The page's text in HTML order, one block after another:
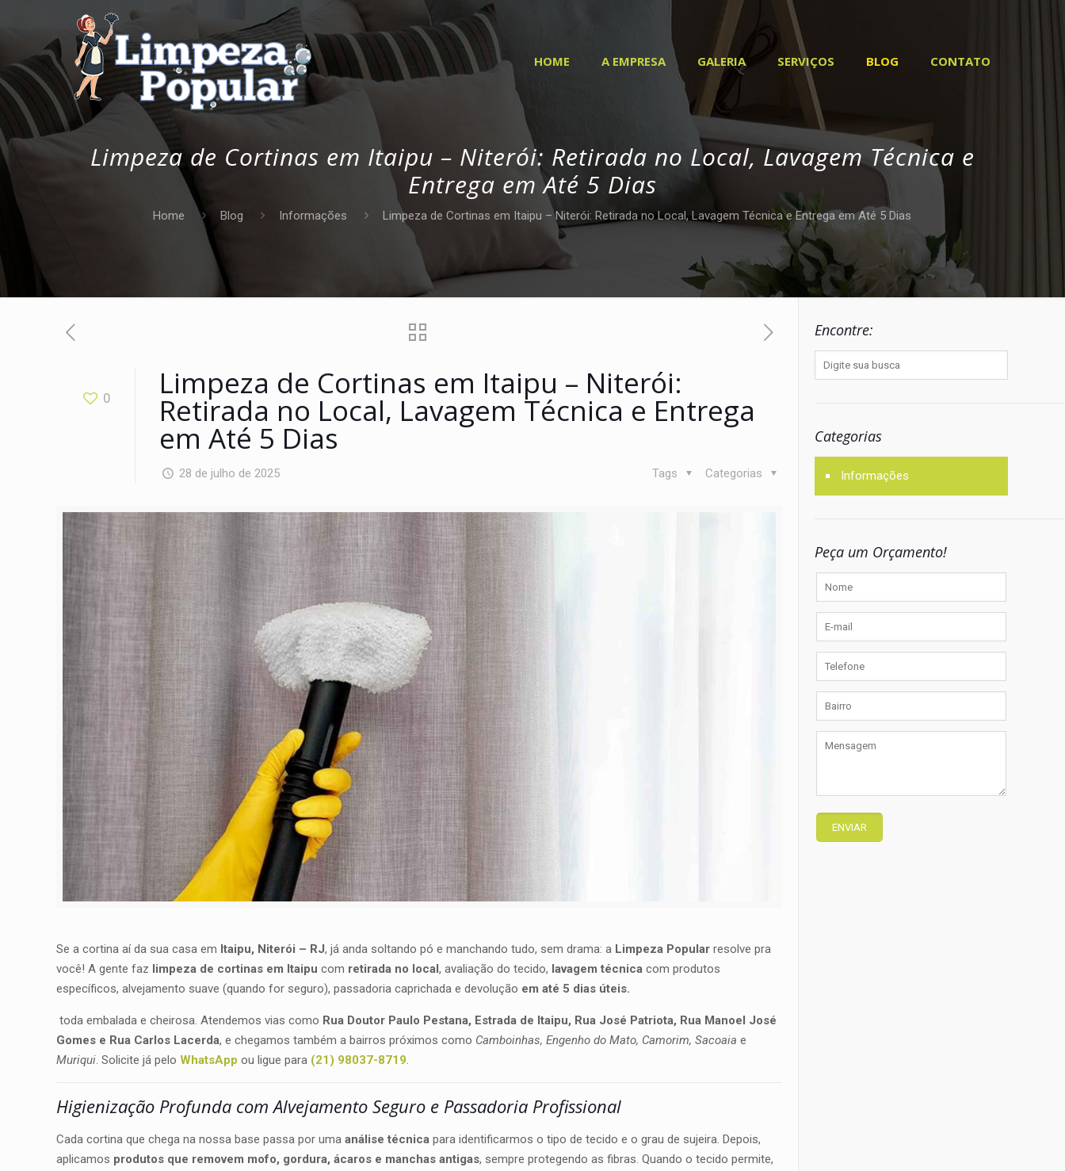
HOME A EMPRESA GALERIA SERVIÇOS BLOG CONTATO
Limpeza de Cortinas em Itaipu – Niterói: Retirada no Local, Lavagem Técnica e
Entrega em Até 5 Dias
Home Blog Informações Limpeza de Cortinas em Itaipu – Niterói: Retirada no Local, Lavagem Técnica e Entrega em Até 5 Dias
0 Limpeza de Cortinas em Itaipu – Niterói:
Retirada no Local, Lavagem Técnica e Entrega
em Até 5 Dias
28 de julho de 2025 Categorias
Tags
Se a cortina aí da sua casa em Itaipu, Niterói – RJ, já anda soltando pó e manchando tudo, sem drama: a Limpeza Popular resolve pra
você! A gente faz limpeza de cortinas em Itaipu com retirada no local, avaliação do tecido, lavagem técnica com produtos
específicos, alvejamento suave (quando for seguro), passadoria caprichada e devolução em até 5 dias úteis.
toda embalada e cheirosa. Atendemos vias como Rua Doutor Paulo Pestana, Estrada de Itaipu, Rua José Patriota, Rua Manoel José
Gomes e Rua Carlos Lacerda, e chegamos também a bairros próximos como Camboinhas, Engenho do Mato, Camorim, Sacoaia e
Muriqui. Solicite já peloWhatsApp ou ligue para (21) 98037-8719.
Higienização Profunda com Alvejamento Seguro e Passadoria Profissional
Cada cortina que chega na nossa base passa por umaanálise técnica para identificarmos o tipo de tecido e o grau de sujeira. Depois,
aplicamos produtos que removem mofo, gordura, ácaros e manchas antigas, sempre protegendo as fibras. Quando o tecido permite,
Encontre:
Categorias
Informações
Peça um Orçamento!